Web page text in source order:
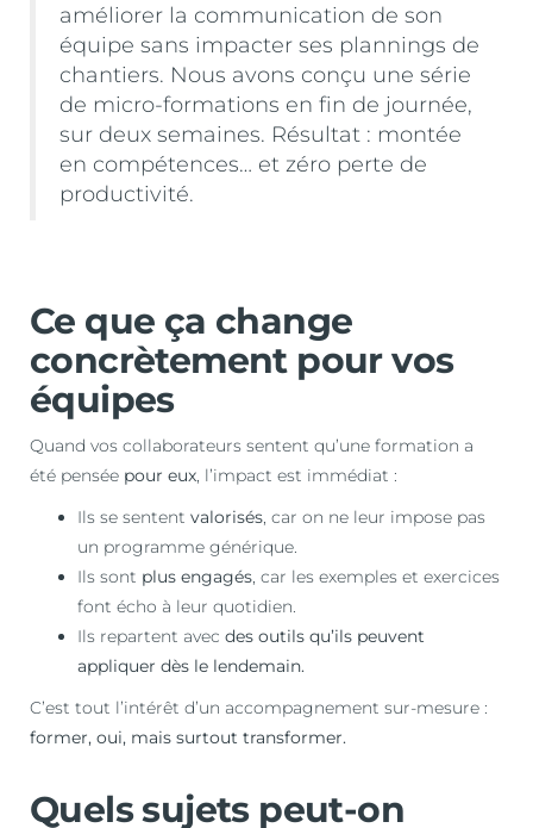
améliorer la communication de son
équipe sans impacter ses plannings de
chantiers. Nous avons conçu une série
de micro-formations en fin de journée,
sur deux semaines. Résultat : montée
en compétences… et zéro perte de
productivité.
Ce que ça change
concrètement pour vos
équipes
Quand vos collaborateurs sentent qu’une formation a
été pensée pour eux, l’impact est immédiat :
Ils se sentent valorisés, car on ne leur impose pas
un programme générique.
Ils sont plus engagés, car les exemples et exercices
font écho à leur quotidien.
Ils repartent avec des outils qu’ils peuvent
appliquer dès le lendemain.
C’est tout l’intérêt d’un accompagnement sur-mesure :
former, oui, mais surtout transformer.
Quels sujets peut-on